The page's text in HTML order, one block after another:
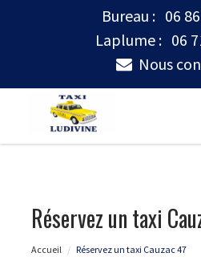
Bureau : 06
Laplume : 06
Nous
Réservez un taxi
Accueil Réservez un taxi Cauzac 47